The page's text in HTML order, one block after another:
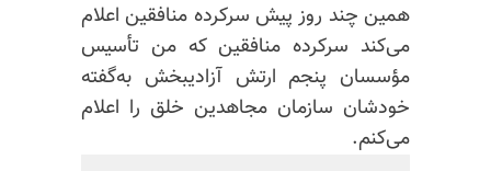
همین چند روز پیش سرکرده منافقین اعلام
می‌کند سرکرده منافقین که من تأسیس
مؤسسان پنجم ارتش آزادیبخش به‌گفته
خودشان سازمان مجاهدین خلق را اعلام
می‌کنم.